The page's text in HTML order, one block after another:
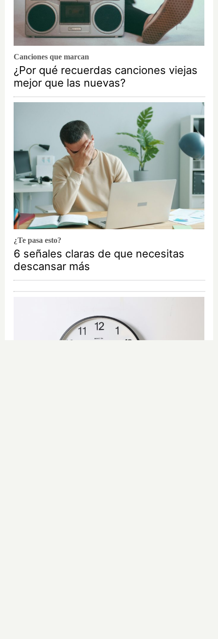
Canciones que marcan
¿Por qué recuerdas canciones viejas
mejor que las nuevas?
¿Te pasa esto?
6 señales claras de que necesitas
descansar más